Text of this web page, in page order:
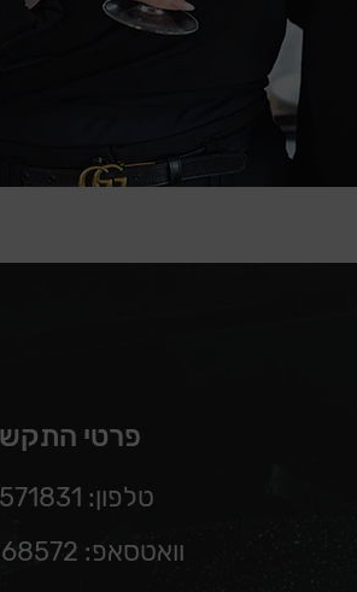
פרטי
טלפון: 04-9571831
וואטסאפ: 050-8868572